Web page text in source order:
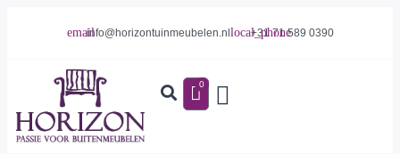
info@horizontuinmeubelen.nl +31 71 589 0390
0